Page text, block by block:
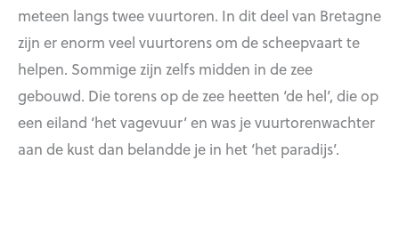
meteen langs twee vuurtoren. In dit deel van Bretagne
zijn er enorm veel vuurtorens om de scheepvaart te
helpen. Sommige zijn zelfs midden in de zee
gebouwd. Die torens op de zee heetten ‘de hel’, die op
een eiland ‘het vagevuur’ en was je vuurtorenwachter
aan de kust dan belandde je in het ‘het paradijs’.